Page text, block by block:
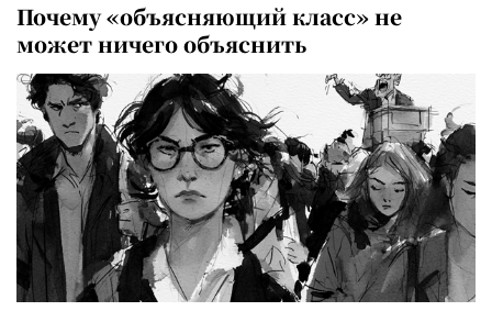
Почему «объясняющий класс» не
может ничего объяснить